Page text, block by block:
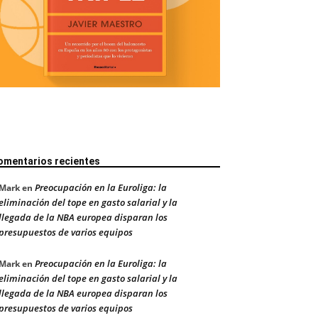
recientes
en Preocupación en la Euroliga: la
del tope en gasto salarial y la
de la NBA europea disparan los
de varios equipos
en Preocupación en la Euroliga: la
del tope en gasto salarial y la
de la NBA europea disparan los
de varios equipos